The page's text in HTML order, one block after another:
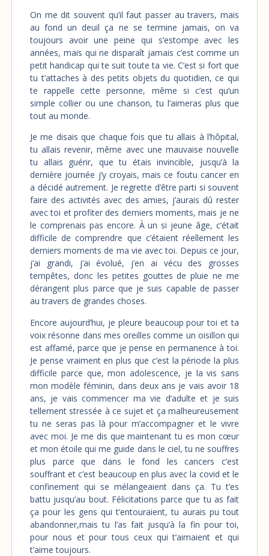
On me dit souvent qu’il faut passer au travers, mais
au fond un deuil ça ne se termine jamais, on va
toujours avoir une peine qui s’estompe avec les
années, mais qui ne disparaît jamais c’est comme un
petit handicap qui te suit toute ta vie. C’est si fort que
tu t’attaches à des petits objets du quotidien, ce qui
te rappelle cette personne, même si c’est qu’un
simple collier ou une chanson, tu l’aimeras plus que
tout au monde.
Je me disais que chaque fois que tu allais à l’hôpital,
tu allais revenir, même avec une mauvaise nouvelle
tu allais guérir, que tu étais invincible, jusqu’à la
dernière journée j’y croyais, mais ce foutu cancer en
a décidé autrement. Je regrette d’être parti si souvent
faire des activités avec des amies, j’aurais dû rester
avec toi et profiter des derniers moments, mais je ne
le comprenais pas encore. À un si jeune âge, c’était
difficile de comprendre que c’étaient réellement les
derniers moments de ma vie avec toi. Depuis ce jour,
j’ai grandi, j’ai évolué, j’en ai vécu des grosses
tempêtes, donc les petites gouttes de pluie ne me
dérangent plus parce que je suis capable de passer
au travers de grandes choses.
Encore aujourd’hui, je pleure beaucoup pour toi et ta
voix résonne dans mes oreilles comme un oisillon qui
est affamé, parce que je pense en permanence à toi.
Je pense vraiment en plus que c’est la période la plus
difficile parce que, mon adolescence, je la vis sans
mon modèle féminin, dans deux ans je vais avoir 18
ans, je vais commencer ma vie d’adulte et je suis
tellement stressée à ce sujet et ça malheureusement
tu ne seras pas là pour m’accompagner et le vivre
avec moi. Je me dis que maintenant tu es mon cœur
et mon étoile qui me guide dans le ciel, tu ne souffres
plus parce que dans le fond les cancers c’est
souffrant et c’est beaucoup en plus avec la covid et le
confinement qui se mélangeaient dans ça. Tu t’es
battu jusqu’au bout. Félicitations parce que tu as fait
ça pour les gens qui t’entouraient, tu aurais pu tout
abandonner,mais tu l’as fait jusqu’à la fin pour toi,
pour nous et pour tous ceux qui t’aimaient et qui
t’aime toujours.